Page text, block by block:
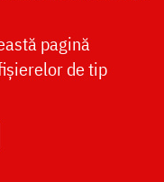
MEDIA
pagină
de tip